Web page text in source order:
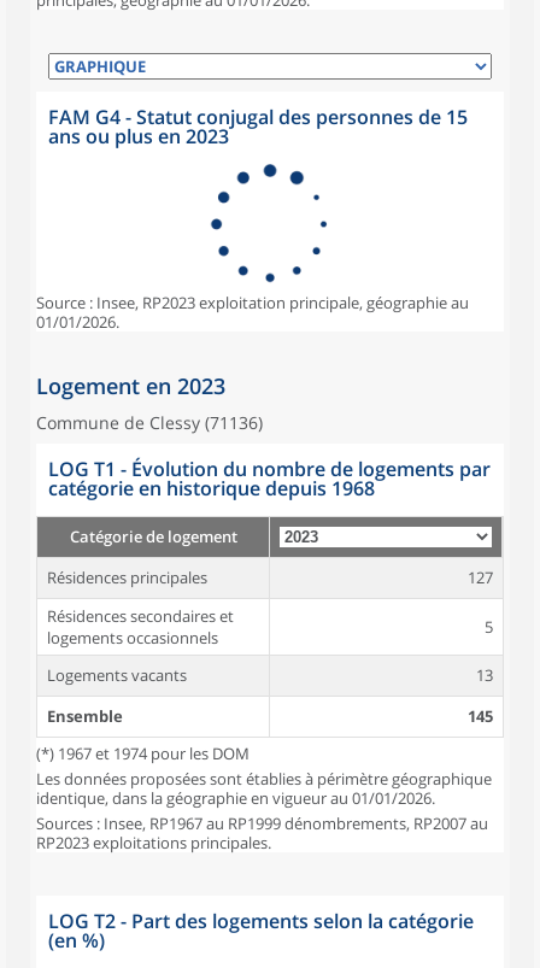
FAM G4 - Statut conjugal des personnes de 15
ans ou plus en 2023
Source : Insee, RP2023 exploitation principale, géographie au
01/01/2026.
Logement en 2023
Commune de Clessy (71136)
LOG T1 - Évolution du nombre de logements par
catégorie en historique depuis 1968
Catégorie de logement
Résidences principales
127
Résidences secondaires et
logements occasionnels
5
Logements vacants
13
Ensemble
145
(*) 1967 et 1974 pour les DOM
Les données proposées sont établies à périmètre géographique
identique, dans la géographie en vigueur au 01/01/2026.
Sources : Insee, RP1967 au RP1999 dénombrements, RP2007 au
RP2023 exploitations principales.
LOG T2 - Part des logements selon la catégorie
(en %)